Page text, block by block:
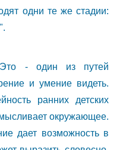
одни те же стадии:
- один из путей
и умение видеть.
ранних детских
окружающее.
дает возможность в